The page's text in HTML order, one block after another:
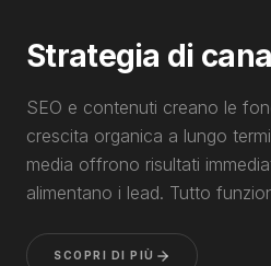
Strategia di
SEO e contenuti creano le
crescita organica a lungo
media offrono risultati
alimentano i lead. Tutto
SCOPRI DI PIÙ